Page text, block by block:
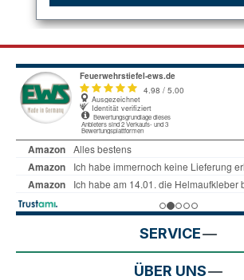
SERVICE
ÜBER UNS